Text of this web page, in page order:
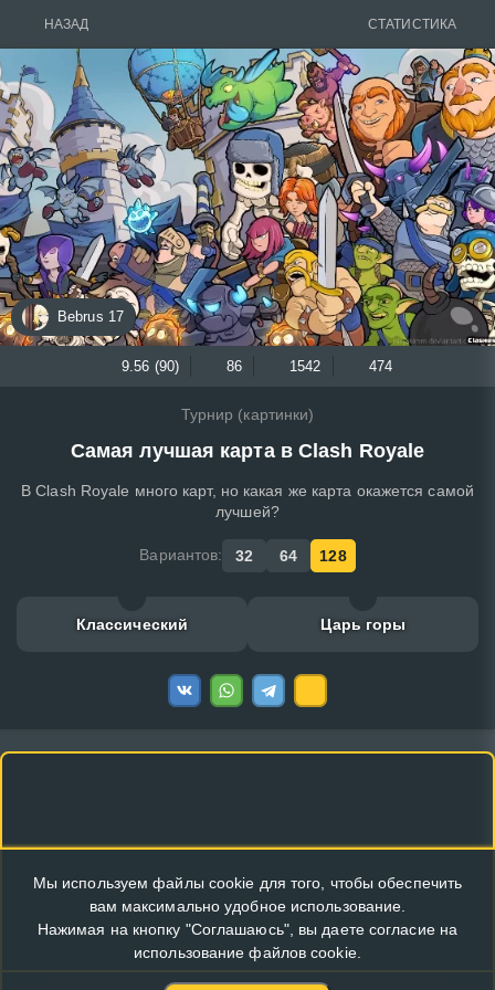
НАЗАД СТАТИСТИКА
Bebrus 17
9.56 (90) 86 1542 474
Турнир (картинки)
Самая лучшая карта в Clash Royale
В Clash Royale много карт, но какая же карта окажется самой
лучшей?
Вариантов: 32 64 128
Классический Царь горы
Мы используем файлы cookie для того, чтобы обеспечить
вам максимально удобное использование.
Нажимая на кнопку "Соглашаюсь", вы даете согласие на
использование файлов cookie.